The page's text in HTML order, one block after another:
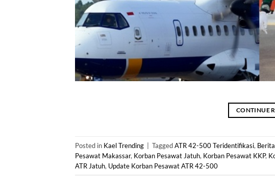
CONTINUE
Posted in Kael Trending TaggedATR 42-500 Teridentifikasi,
Pesawat Makassar, Korban Pesawat Jatuh, Korban Pesawat KKP,
ATR Jatuh, Update Korban Pesawat ATR 42-500